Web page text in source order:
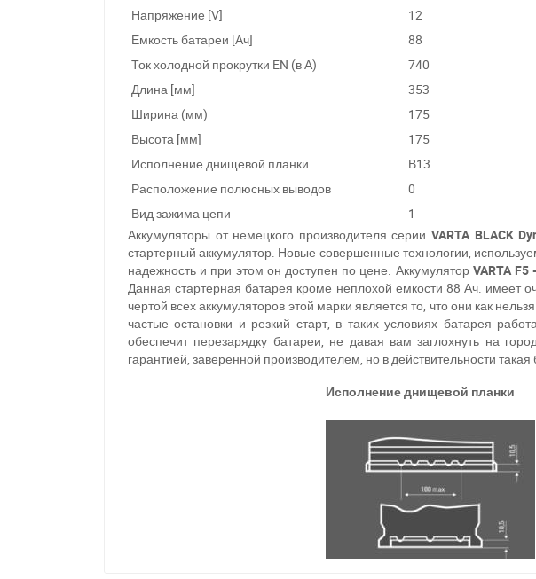
Напряжение [V]
12
Емкость батареи [Ач]
88
Ток холодной прокрутки EN (в А)
740
Длина [мм]
353
Ширина (мм)
175
Высота [мм]
175
Исполнение днищевой планки
В13
Расположение полюсных выводов
0
Вид зажима цепи
1
Аккумуляторы от немецкого производителя серии VARTA BLACK
стартерный аккумулятор. Новые совершенные технологии,
надежность и при этом он доступен по цене. Аккумулятор VARTA F5
Данная стартерная батарея кроме неплохой емкости 88 Ач. имеет
чертой всехаккумуляторов этой марки является то, что они как
частые остановки и резкий старт, в таких условиях батарея
обеспечит перезарядку батареи, не давая вам заглохнуть на
гарантией, заверенной производителем, но в действительности
Исполнение днищевой планки
Написать